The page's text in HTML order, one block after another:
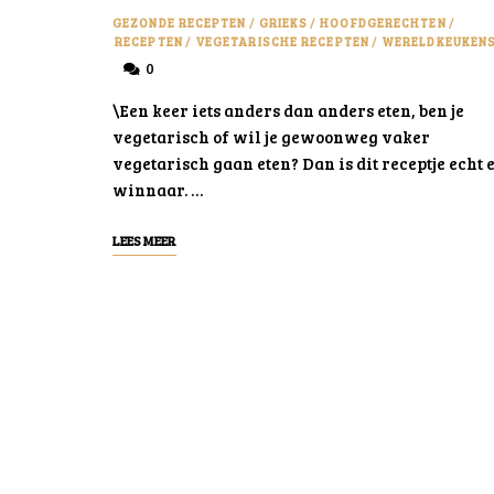
GEZONDE RECEPTEN / GRIEKS / HOOFDGERECHTEN/
RECEPTEN/ VEGETARISCHE RECEPTEN/ WERELDKEUKENS
0
\Een keer iets anders dan anders eten, ben je
vegetarisch of wil je gewoonweg vaker
vegetarisch gaan eten? Dan is dit receptje echt
winnaar. …
LEES MEER